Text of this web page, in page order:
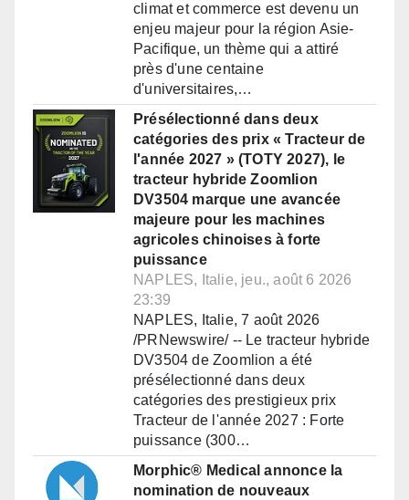
climat et commerce est devenu un
enjeu majeur pour la région Asie-
Pacifique, un thème qui a attiré
près d'une centaine
d'universitaires,…
Présélectionné dans deux
catégories des prix « Tracteur de
l'année 2027 » (TOTY 2027), le
tracteur hybride Zoomlion
DV3504 marque une avancée
majeure pour les machines
agricoles chinoises à forte
puissance
NAPLES, Italie, jeu., août 6 2026
23:39
NAPLES, Italie, 7 août 2026
/PRNewswire/ -- Le tracteur hybride
DV3504 de Zoomlion a été
présélectionné dans deux
catégories des prestigieux prix
Tracteur de l'année 2027 : Forte
puissance (300…
Morphic® Medical annonce la
nomination de nouveaux